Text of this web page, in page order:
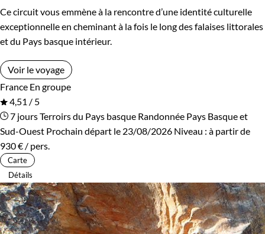
Ce circuit vous emmène à la rencontre d’une identité culturelle
exceptionnelle en cheminant à la fois le long des falaises littorales
et du Pays basque intérieur.
Voir le voyage
France En groupe
4,51 / 5
7 joursTerroirs du Pays basque Randonnée Pays Basque et
Sud-Ouest Prochain départ le 23/08/2026 Niveau : à partir de
930 € / pers.
Carte
Détails